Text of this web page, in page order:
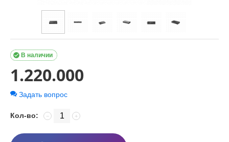
В наличии

1.220.000
Задать вопрос
Кол-во: +
−